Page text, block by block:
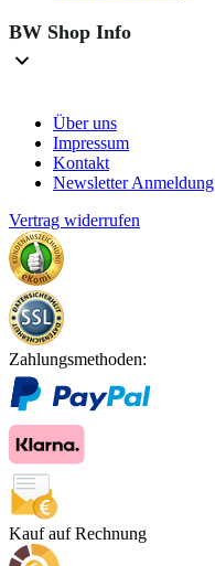
BW Shop Info
Über uns
Impressum
Kontakt
Newsletter Anmeldung
Vertrag widerrufen
Zahlungsmethoden:
Kauf auf Rechnung